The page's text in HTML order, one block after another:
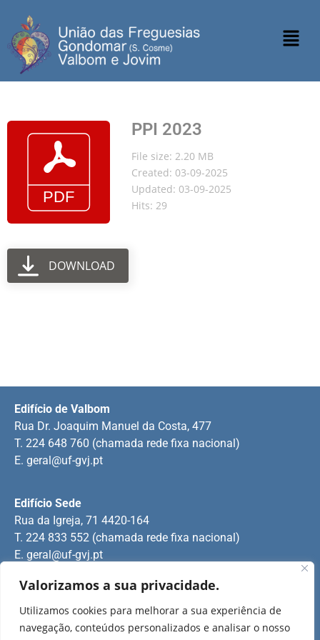
Valorizamos a sua privacidade.
Utilizamos cookies para melhorar a sua experiência de
navegação, conteúdos personalizados e analisar o nosso
PPI 2023
File size: 2.20 MB
Created: 03-09-2025
Updated: 03-09-2025
Hits: 29
DOWNLOAD
Rua Manuel Pinto Martins
T. 224 509 703 (chamada rede fixa nacional)
Edifício Sede
Rua da Igreja, 71 4420-164
T. 224 833 552 (chamada rede fixa nacional)
E. geral@uf-gvj.pt
Edifício de Valbom
Rua Dr. Joaquim Manuel da Costa, 477
T. 224 648 760 (chamada rede fixa nacional)
E. geral@uf-gvj.pt